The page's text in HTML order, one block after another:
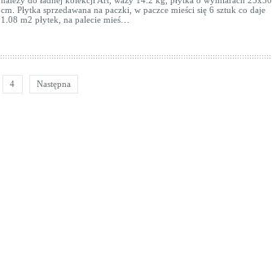
cm. Płytka sprzedawana na paczki, w paczce mieści się 6 sztuk co daje
1.08 m2 płytek, na palecie mieś…
4 Następna